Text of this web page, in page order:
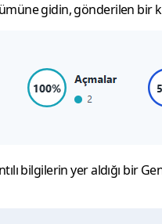
gidin, gönderilen bir
bilgilerin yer aldığı bir